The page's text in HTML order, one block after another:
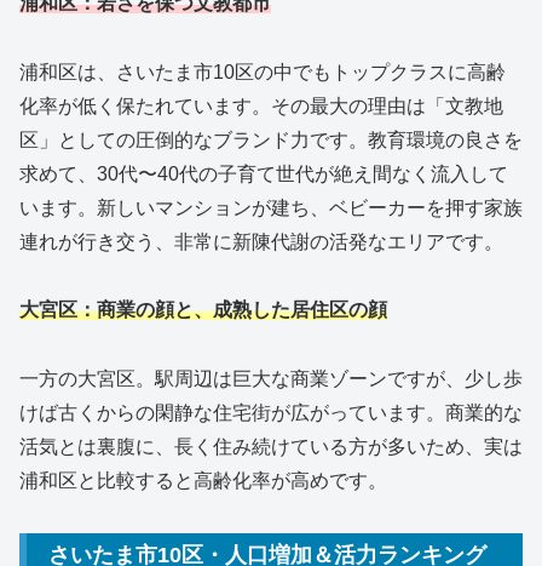
浦和区は、さいたま市10区の中でもトップクラスに高齢
化率が低く保たれています。その最大の理由は「文教地
区」としての圧倒的なブランド力です。教育環境の良さを
求めて、30代〜40代の子育て世代が絶え間なく流入して
います。新しいマンションが建ち、ベビーカーを押す家族
連れが行き交う、非常に新陳代謝の活発なエリアです。
大宮区：商業の顔と、成熟した居住区の顔
一方の大宮区。駅周辺は巨大な商業ゾーンですが、少し歩
けば古くからの閑静な住宅街が広がっています。商業的な
活気とは裏腹に、長く住み続けている方が多いため、実は
浦和区と比較すると高齢化率が高めです。
さいたま市10区・人口増加＆活力ランキング